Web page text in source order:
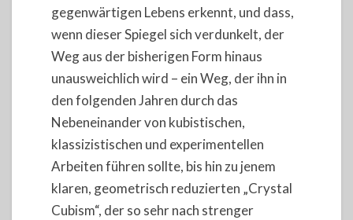
gegenwärtigen Lebens erkennt, und dass,
wenn dieser Spiegel sich verdunkelt, der
Weg aus der bisherigen Form hinaus
unausweichlich wird – ein Weg, der ihn in
den folgenden Jahren durch das
Nebeneinander von kubistischen,
klassizistischen und experimentellen
Arbeiten führen sollte, bis hin zu jenem
klaren, geometrisch reduzierten „Crystal
Cubism“, der so sehr nach strenger